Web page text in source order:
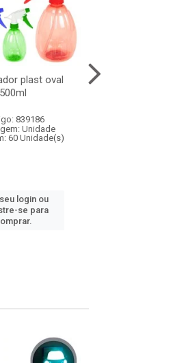
plast oval
500ml
839186
Unidade
60 Unidade(s)
login ou
se para